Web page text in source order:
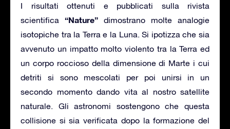
I risultati ottenuti e pubblicati sulla rivista
scientifica “Nature” dimostrano molte analogie
isotopiche tra la Terra e la Luna. Si ipotizza che sia
avvenuto un impatto molto violento tra la Terra ed
un corpo roccioso della dimensione di Marte i cui
detriti si sono mescolati per poi unirsi in un
secondo momento dando vita al nostro satellite
naturale. Gli astronomi sostengono che questa
collisione si sia verificata dopo la formazione del